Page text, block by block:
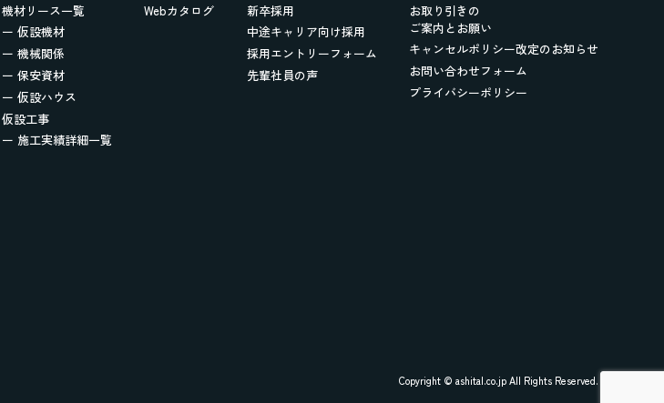
機材リース一覧
ー 仮設機材
ー 機械関係
ー 保安資材
ー 仮設ハウス
仮設工事
ー 施工実績詳細一覧
Webカタログ
新卒採用
中途キャリア向け採用
採用エントリーフォーム
先輩社員の声
お取り引きの
ご案内とお願い
キャンセルポリシー改定のお知らせ
お問い合わせフォーム
プライバシーポリシー
Copyright © ashital.co.jp All Rights Reserved.